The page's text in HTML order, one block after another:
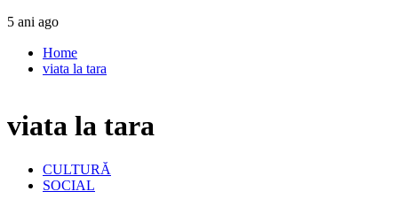
5 ani ago
Home
viata la tara
viata la tara
CULTURĂ
SOCIAL